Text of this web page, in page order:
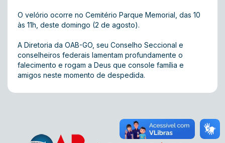
O velório ocorre no Cemitério Parque Memorial, das 10
às 11h, deste domingo (2 de agosto).
A Diretoria da OAB-GO, seu Conselho Seccional e
conselheiros federais lamentam profundamente o
falecimento e rogam a Deus que console família e
amigos neste momento de despedida.